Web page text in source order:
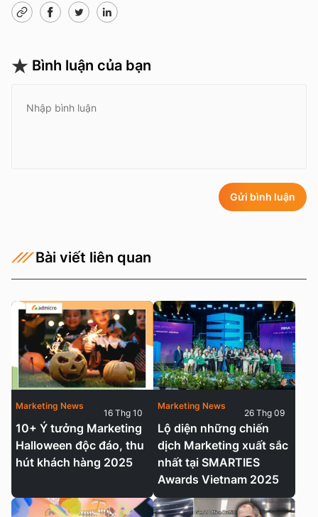
Bình luận của bạn
Gửi bình luận
Bài viết liên quan
10+ Ý tưởng Marketing
Halloween độc đáo, thu
hút khách hàng 2025
Marketing News
16 Thg 10
Lộ diện những chiến
dịch Marketing xuất sắc
nhất tại SMARTIES
Awards Vietnam 2025
Marketing News
26 Thg 09